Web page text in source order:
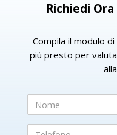
Richiedi
Compila il modulo
più presto per
Nome
Telefono